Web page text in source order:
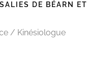
DE BÉARN ET
/ Kinésiologue